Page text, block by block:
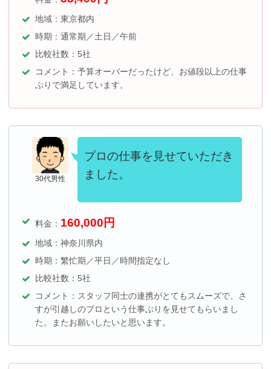
地域：東京都内
時期： 通常期／土日／午前
比較社数：5社
コメント：予算オーバーだったけど、お値段以上の仕事
ぶりで満足しています。
30代男性
プロの仕事を見せていただき
ました。
料金： 160,000 円
地域：神奈川県内
時期：繁忙期／平日／時間指定なし
比較社数：5社
コメント：スタッフ同士の連携がとてもスムーズで、さ
すが引越しのプロという仕事ぶりを見せてもらいまし
た。またお願いしたいと思います。